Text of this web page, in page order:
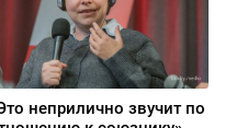
неприлично звучит по